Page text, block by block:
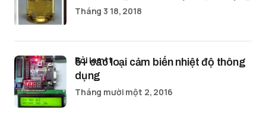
Tháng 3 18, 2018
5+ các loại cảm biến nhiệt độ thông
dụng
bởi lamtt
Tháng mười một 2, 2016